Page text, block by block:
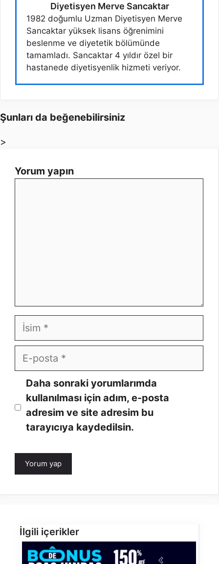
Diyetisyen Merve Sancaktar
1982 doğumlu Uzman Diyetisyen Merve
Sancaktar yüksek lisans öğrenimini
beslenme ve diyetetik bölümünde
tamamladı. Sancaktar 4 yıldır özel bir
hastanede diyetisyenlik hizmeti veriyor.
Şunları da beğenebilirsiniz
>
Yorum yapın
İsim
E-
posta
Daha sonraki yorumlarımda
kullanılması için adım, e-posta
adresim ve site adresim bu
tarayıcıya kaydedilsin.
İlgili içerikler